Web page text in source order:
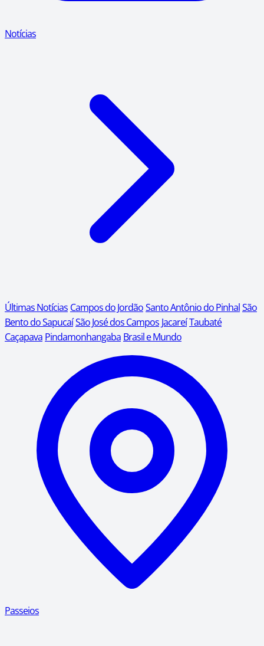
Notícias
Últimas Notícias Campos do JordãoSanto Antônio do PinhalSão
Bento do SapucaíSão José dos Campos JacareíTaubaté
Caçapava Pindamonhangaba Brasil e Mundo
Passeios